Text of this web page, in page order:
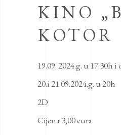
KINO
KOTOR
19.09. 2024.g. u 17.30h i
20.i 21.09.2024.g. u 20h
2D
Cijena 3,00 eura